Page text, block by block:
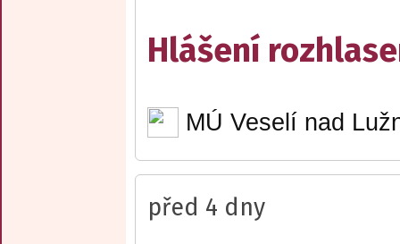
Hlášení
MÚ Veselí nad
před 4 dny